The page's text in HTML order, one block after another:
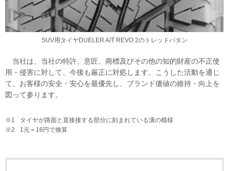
SUV用タイヤDUELER A/T REVO 2のトレッドパタン
当社は、当社の特許、意匠、商標及びその他の知的財産の不正使
用・侵害に対して、今後も厳正に対処します。こうした活動を通じ
て、お客様の安全・安心を最優先し、ブランド価値の維持・向上を
図って参ります。
※1
タイヤが路面と直接接する部分に刻まれている溝の模様
※2
1元＝16円で換算